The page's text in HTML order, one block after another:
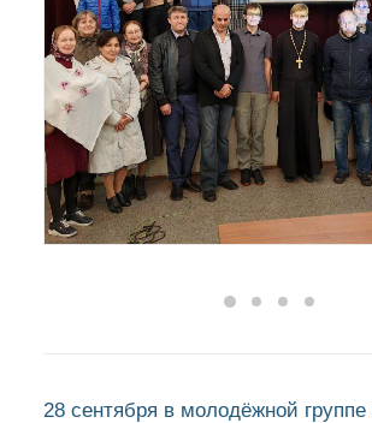
28 сентября в молодёжной группе